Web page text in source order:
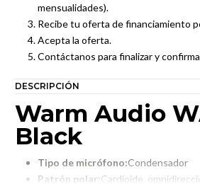
mensualidades).
Recibe tu oferta de financiamiento
Acepta la oferta.
Contáctanos para finalizar y
DESCRIPCIÓN
Warm Audio
Black
Tipo de micrófono:Condensador
Patrón polar:Cardioide,